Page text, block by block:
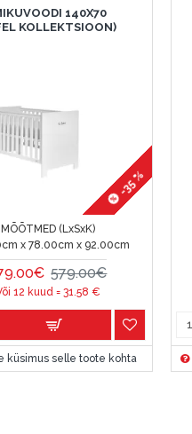
140X70
KOLLEKTSIOON)
-35 %
MÕÕTMED (LxSxK)
x 78.00cm x 92.00cm
579.00€
12 kuud = 31.58 €
küsimus selle toote kohta